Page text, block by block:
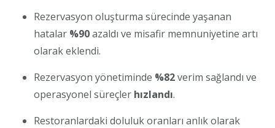
Rezervasyon oluşturma sürecinde yaşanan
hatalar %90azaldı ve misafir memnuniyetine artı
olarak eklendi.
Rezervasyon yönetiminde %82verim sağlandı ve
operasyonel süreçler hızlandı.
Restoranlardaki doluluk oranları anlık olarak